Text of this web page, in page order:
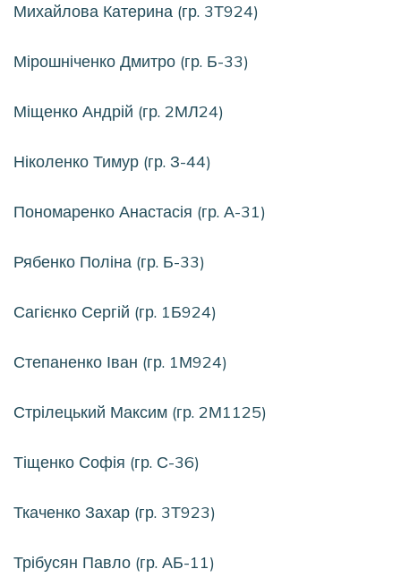
Михайлова Катерина (гр. 3Т924)
Мірошніченко Дмитро (гр. Б-33)
Міщенко Андрій (гр. 2МЛ24)
Ніколенко Тимур (гр. З-44)
Пономаренко Анастасія (гр. А-31)
Рябенко Поліна (гр. Б-33)
Сагієнко Сергій (гр. 1Б924)
Степаненко Іван (гр. 1М924)
Стрілецький Максим (гр. 2М1125)
Тіщенко Софія (гр. С-36)
Ткаченко Захар (гр. 3Т923)
Трібусян Павло (гр. АБ-11)